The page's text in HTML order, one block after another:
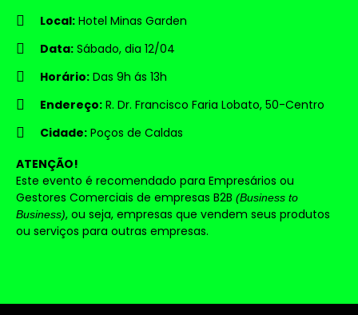
Local:Hotel Minas Garden
Data:Sábado, dia 12/04
Horário:Das 9h ás 13h
Endereço:R. Dr. Francisco Faria Lobato, 50-Centro
Cidade:Poços de Caldas
ATENÇÃO!
Este evento é recomendado para Empresários ou
Gestores Comerciais de empresas B2B (Business to
Business), ou seja, empresas que vendem seus produtos
ou serviços para outras empresas.